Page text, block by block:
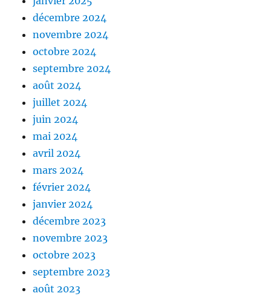
décembre 2024
novembre 2024
octobre 2024
septembre 2024
août 2024
juillet 2024
juin 2024
mai 2024
avril 2024
mars 2024
février 2024
janvier 2024
décembre 2023
novembre 2023
octobre 2023
septembre 2023
août 2023